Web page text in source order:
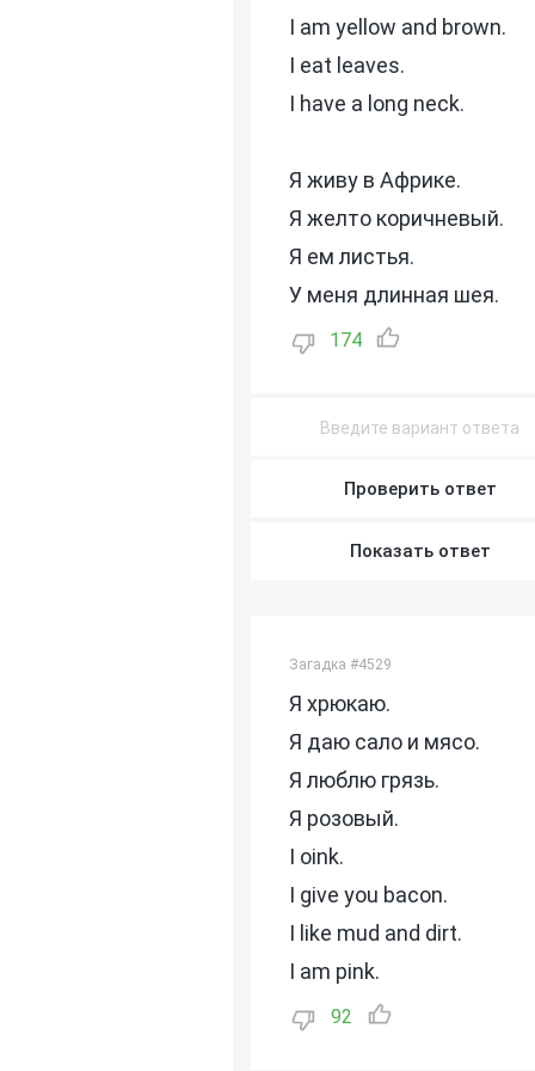
I am yellow and brown.
I eat leaves.
I have a long neck.
Я живу в Африке.
Я желто коричневый.
Я ем листья.
У меня длинная шея.
174
Проверить ответ
Показать ответ
Загадка #4529
Я хрюкаю.
Я даю сало и мясо.
Я люблю грязь.
Я розовый.
I oink.
I give you bacon.
I like mud and dirt.
I am pink.
92